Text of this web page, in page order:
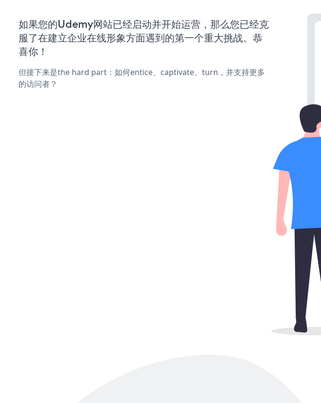
如果您的Udemy网站已经启动并开始运营，那么您已经克
服了在建立企业在线形象方面遇到的第一个重大挑战。恭
喜你！
但接下来是the hard part：如何entice、captivate、turn，并支持更多
的访问者？